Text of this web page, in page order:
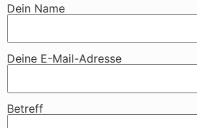
Dein Name
Deine E-Mail-Adresse
Betreff